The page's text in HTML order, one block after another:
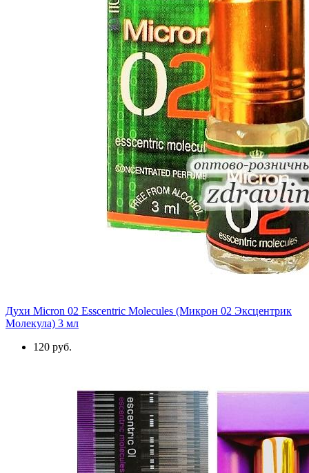
Духи Micron 02 Esscentric Molecules (Микрон 02 Эксцентрик
Молекула) 3 мл
120 руб.